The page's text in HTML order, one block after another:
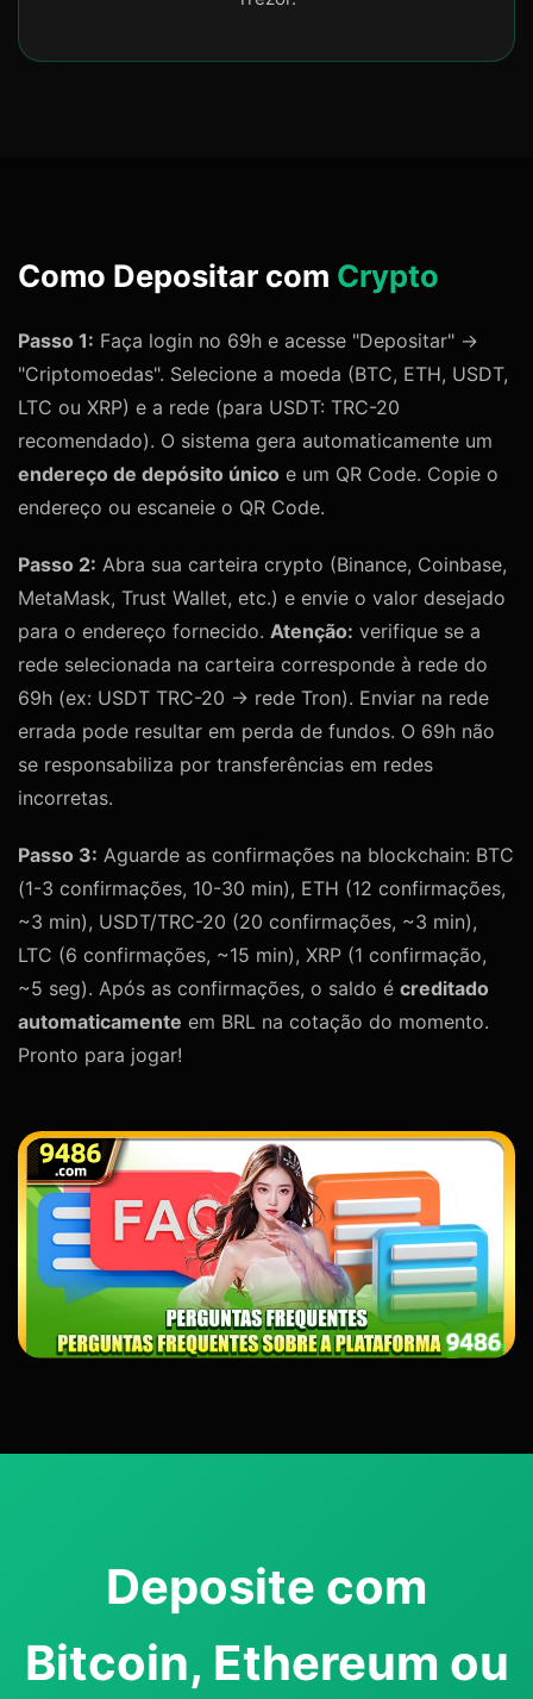
Como Depositar com Crypto
Passo 1: Faça login no 69h e acesse "Depositar" →
"Criptomoedas". Selecione a moeda (BTC, ETH, USDT,
LTC ou XRP) e a rede (para USDT: TRC-20
recomendado). O sistema gera automaticamente um
endereço de depósito único e um QR Code. Copie o
endereço ou escaneie o QR Code.
Passo 2: Abra sua carteira crypto (Binance, Coinbase,
MetaMask, Trust Wallet, etc.) e envie o valor desejado
para o endereço fornecido. Atenção: verifique se a
rede selecionada na carteira corresponde à rede do
69h (ex: USDT TRC-20 → rede Tron). Enviar na rede
errada pode resultar em perda de fundos. O 69h não
se responsabiliza por transferências em redes
incorretas.
Passo 3: Aguarde as confirmações na blockchain: BTC
(1-3 confirmações, 10-30 min), ETH (12 confirmações,
~3 min), USDT/TRC-20 (20 confirmações, ~3 min),
LTC (6 confirmações, ~15 min), XRP (1 confirmação,
~5 seg). Após as confirmações, o saldo é creditado
automaticamente em BRL na cotação do momento.
Pronto para jogar!
Deposite com
Bitcoin, Ethereum ou